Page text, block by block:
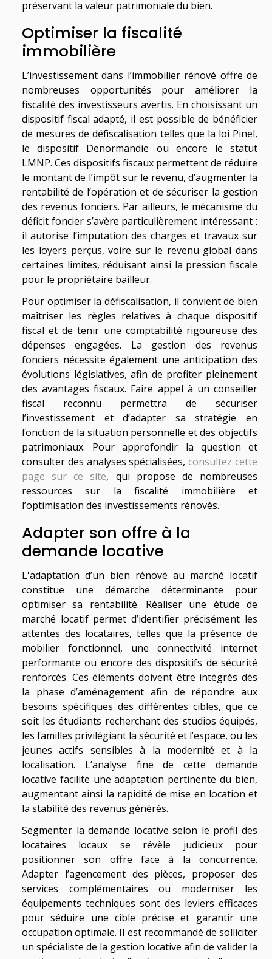
préservant la valeur patrimoniale du bien.
Optimiser la fiscalité
immobilière
L’investissement dans l’immobilier rénové offre de
nombreuses opportunités pour améliorer la
fiscalité des investisseurs avertis. En choisissant un
dispositif fiscal adapté, il est possible de bénéficier
de mesures de défiscalisation telles que la loi Pinel,
le dispositif Denormandie ou encore le statut
LMNP. Ces dispositifs fiscaux permettent de réduire
le montant de l’impôt sur le revenu, d’augmenter la
rentabilité de l’opération et de sécuriser la gestion
des revenus fonciers. Par ailleurs, le mécanisme du
déficit foncier s’avère particulièrement intéressant :
il autorise l’imputation des charges et travaux sur
les loyers perçus, voire sur le revenu global dans
certaines limites, réduisant ainsi la pression fiscale
pour le propriétaire bailleur.
Pour optimiser la défiscalisation, il convient de bien
maîtriser les règles relatives à chaque dispositif
fiscal et de tenir une comptabilité rigoureuse des
dépenses engagées. La gestion des revenus
fonciers nécessite également une anticipation des
évolutions législatives, afin de profiter pleinement
des avantages fiscaux. Faire appel à un conseiller
fiscal reconnu permettra de sécuriser
l’investissement et d’adapter sa stratégie en
fonction de la situation personnelle et des objectifs
patrimoniaux. Pour approfondir la question et
consulter des analyses spécialisées,consultez cette
page sur ce site, qui propose de nombreuses
ressources sur la fiscalité immobilière et
l’optimisation des investissements rénovés.
Adapter son offre à la
demande locative
L'adaptation d’un bien rénové au marché locatif
constitue une démarche déterminante pour
optimiser sa rentabilité. Réaliser une étude de
marché locatif permet d’identifier précisément les
attentes des locataires, telles que la présence de
mobilier fonctionnel, une connectivité internet
performante ou encore des dispositifs de sécurité
renforcés. Ces éléments doivent être intégrés dès
la phase d’aménagement afin de répondre aux
besoins spécifiques des différentes cibles, que ce
soit les étudiants recherchant des studios équipés,
les familles privilégiant la sécurité et l’espace, ou les
jeunes actifs sensibles à la modernité et à la
localisation. L’analyse fine de cette demande
locative facilite une adaptation pertinente du bien,
augmentant ainsi la rapidité de mise en location et
la stabilité des revenus générés.
Segmenter la demande locative selon le profil des
locataires locaux se révèle judicieux pour
positionner son offre face à la concurrence.
Adapter l’agencement des pièces, proposer des
services complémentaires ou moderniser les
équipements techniques sont des leviers efficaces
pour séduire une cible précise et garantir une
occupation optimale. Il est recommandé de solliciter
un spécialiste de la gestion locative afin de valider la